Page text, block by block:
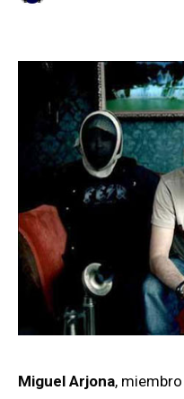
Miguel Arjona,